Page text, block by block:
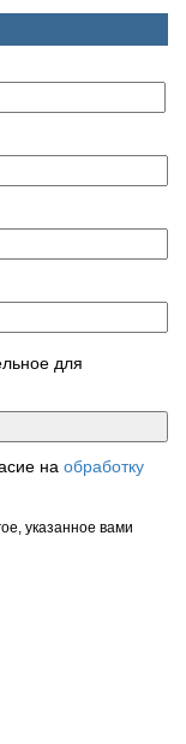
для
на обработку
указанное вами